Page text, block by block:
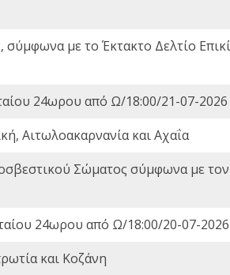
με το Έκτακτο Δελτίο
24ωρου από Ω/18:00/21-07-
Αιτωλοακαρνανία και Αχαΐα
Σώματος σύμφωνα με
24ωρου από Ω/18:00/20-07-
και Κοζάνη